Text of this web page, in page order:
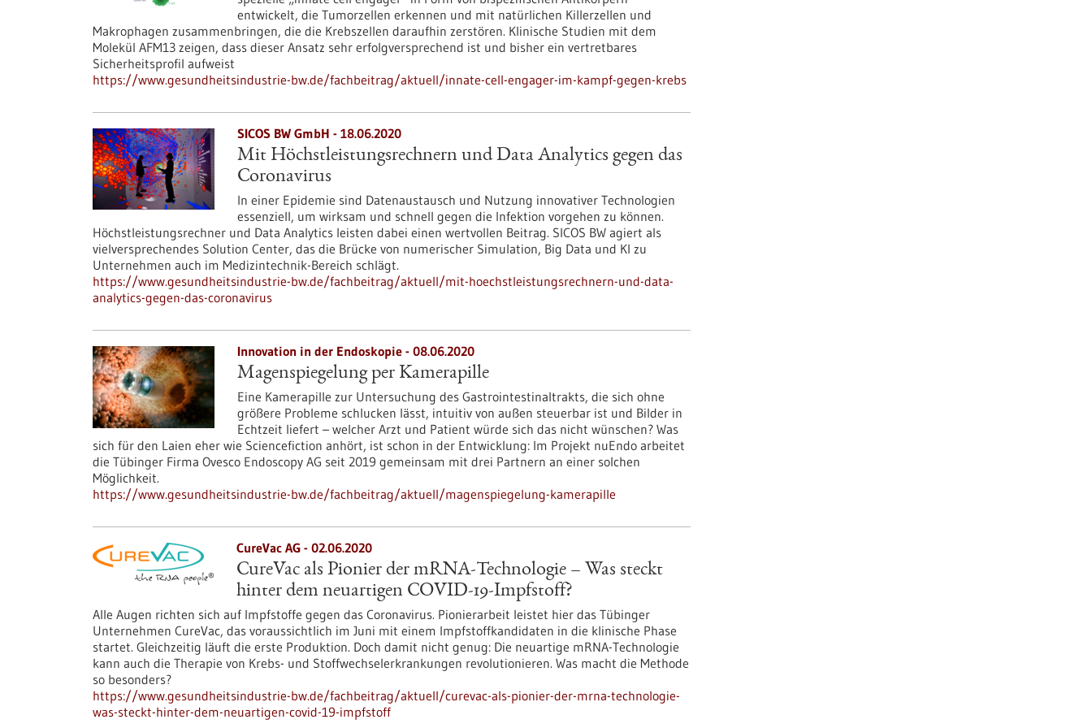
entwickelt, die Tumorzellen erkennen und mit natürlichen Killerzellen und
Makrophagen zusammenbringen, die die Krebszellen daraufhin zerstören. Klinische Studien mit dem
Molekül AFM13 zeigen, dass dieser Ansatz sehr erfolgversprechend ist und bisher ein vertretbares
Sicherheitsprofil aufweist
https://www.gesundheitsindustrie-bw.de/fachbeitrag/aktuell/innate-cell-engager-im-kampf-gegen-krebs
SICOS BW GmbH - 18.06.2020
Mit Höchstleistungsrechnern und Data Analytics gegen das
Coronavirus
In einer Epidemie sind Datenaustausch und Nutzung innovativer Technologien
essenziell, um wirksam und schnell gegen die Infektion vorgehen zu können.
Höchstleistungsrechner und Data Analytics leisten dabei einen wertvollen Beitrag. SICOS BW agiert als
vielversprechendes Solution Center, das die Brücke von numerischer Simulation, Big Data und KI zu
Unternehmen auch im Medizintechnik-Bereich schlägt.
https://www.gesundheitsindustrie-bw.de/fachbeitrag/aktuell/mit-hoechstleistungsrechnern-und-data-
analytics-gegen-das-coronavirus
Innovation in der Endoskopie - 08.06.2020
Magenspiegelung per Kamerapille
Eine Kamerapille zur Untersuchung des Gastrointestinaltrakts, die sich ohne
größere Probleme schlucken lässt, intuitiv von außen steuerbar ist und Bilder in
Echtzeit liefert – welcher Arzt und Patient würde sich das nicht wünschen? Was
sich für den Laien eher wie Sciencefiction anhört, ist schon in der Entwicklung: Im Projekt nuEndo arbeitet
die Tübinger Firma Ovesco Endoscopy AG seit 2019 gemeinsam mit drei Partnern an einer solchen
Möglichkeit.
https://www.gesundheitsindustrie-bw.de/fachbeitrag/aktuell/magenspiegelung-kamerapille
CureVac AG - 02.06.2020
CureVac als Pionier der mRNA-Technologie – Was steckt
hinter dem neuartigen COVID-19-Impfstoff?
Alle Augen richten sich auf Impfstoffe gegen das Coronavirus. Pionierarbeit leistet hier das Tübinger
Unternehmen CureVac, das voraussichtlich im Juni mit einem Impfstoffkandidaten in die klinische Phase
startet. Gleichzeitig läuft die erste Produktion. Doch damit nicht genug: Die neuartige mRNA-Technologie
kann auch die Therapie von Krebs- und Stoffwechselerkrankungen revolutionieren. Was macht die Methode
so besonders?
https://www.gesundheitsindustrie-bw.de/fachbeitrag/aktuell/curevac-als-pionier-der-mrna-technologie-
was-steckt-hinter-dem-neuartigen-covid-19-impfstoff